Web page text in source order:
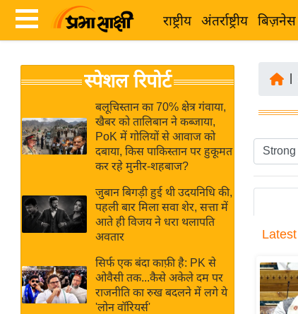
राष्ट्रीय अंतर्राष्ट्रीय बिज़नेस
News
Hindi
Hindi
Live
News in
Hindi
ब
र
अंतर्राष्ट्रीय
बिज़नेस
उद्योग
विशेषज्ञ
राय
स्पेशल रिपोर्ट
बलूचिस्तान का 70% क्षेत्र गंवाया,
खैबर को तालिबान ने कब्जाया,
PoK में गोलियों से आवाज को
दबाया, किस पाकिस्तान पर हुकूमत
कर रहे मुनीर-शहबाज?
जुबान बिगड़ी हुई थी उदयनिधि की,
पहली बार मिला सवा शेर, सत्ता में
आते ही विजय ने धरा थलापति
अवतार
सिर्फ एक बंदा काफ़ी है: PK से
ओवैसी तक...कैसे अकेले दम पर
राजनीति का रुख बदलने में लगे ये
'लोन वॉरियर्स'
Latest